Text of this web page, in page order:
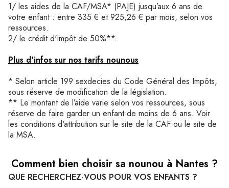
1/ les aides de la CAF/MSA* (PAJE) jusqu’aux 6 ans de
votre enfant : entre 335 € et 925,26 € par mois, selon vos
ressources.
2/ le crédit d'impôt de 50%**.
Plus d'infos sur nos tarifs nounous
* Selon article 199 sexdecies du Code Général des Impôts,
sous réserve de modification de la législation.
** Le montant de l’aide varie selon vos ressources, sous
réserve de faire garder un enfant de moins de 6 ans. Voir
les conditions d'attribution sur le site de la CAF ou le site de
la MSA.
Comment bien choisir sa nounou à Nantes ?
QUE RECHERCHEZ-VOUS POUR VOS ENFANTS ?